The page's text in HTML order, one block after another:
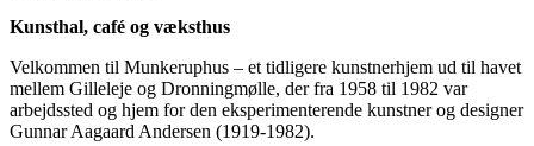
Kunsthal, café og væksthus
Velkommen til Munkeruphus – et tidligere kunstnerhjem ud til havet
mellem Gilleleje og Dronningmølle, der fra 1958 til 1982 var
arbejdssted og hjem for den eksperimenterende kunstner og designer
Gunnar Aagaard Andersen (1919-1982).